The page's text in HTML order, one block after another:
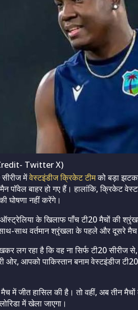
Twitter X)
सीरीज मेंवेस्टइंडीज क्रिकेट टीमको बड़ा
पॉवेल बाहर हो गए हैं। हालांकि,क्रिकेट
घोषणा नहीं करेंगे।
के खिलाफ पाँच टी20 मैचों की
साथ वर्तमान श्रृंखला के पहले और दूसरे मैच
लग रहा है कि वह ना सिर्फ टी20
ओर, आपको पाकिस्तान बनाम वेस्टइंडीज
में जीत हासिल की है। तो वहीं, अब तीन
में खेला जाएगा।